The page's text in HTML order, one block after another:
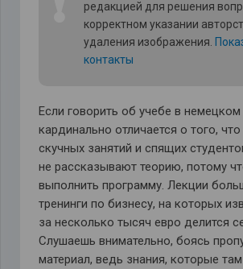
редакцией для решения
корректном указании
удаления изображения.
контакты
Если говорить об учебе в немецком
кардинально отличается о того,
скучных занятий и спящих
не рассказывают теорию, потому
выполнить программу. Лекции
тренинги по бизнесу, на которых
за несколько тысяч евро делится
Слушаешь внимательно, боясь
материал, ведь знания, которые